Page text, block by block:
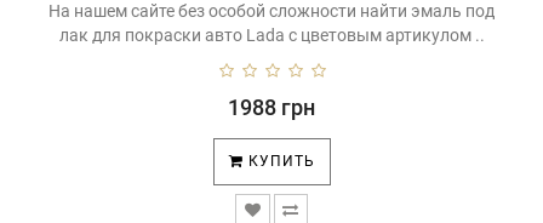
На нашем сайте без особой сложности найти эмаль под
лак для покраски авто Lada с цветовым артикулом ..
1988 грн
КУПИТЬ